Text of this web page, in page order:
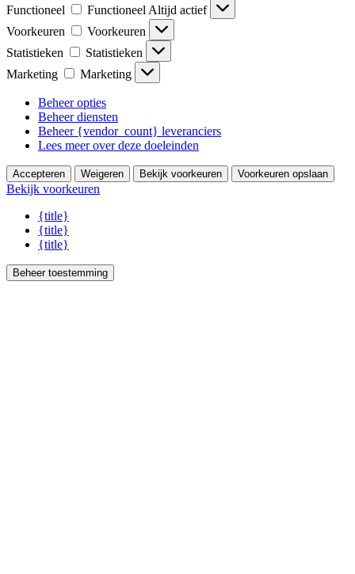
Functioneel
Functioneel Altijd actief
Voorkeuren
Voorkeuren
Statistieken
Statistieken
Marketing
Marketing
Beheer opties
Beheer diensten
Beheer {vendor_count} leveranciers
Lees meer over deze doeleinden
Accepteren Weigeren Bekijk voorkeuren Voorkeuren opslaan
Bekijk voorkeuren
{title}
{title}
{title}
Beheer toestemming